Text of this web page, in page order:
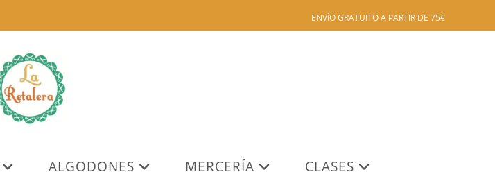
ENVÍO GRATUITO A PARTIR DE 75€
ALGODONES MERCERÍA CLASES